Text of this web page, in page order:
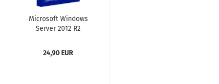
Microsoft Windows
Server 2012 R2
24,90 EUR